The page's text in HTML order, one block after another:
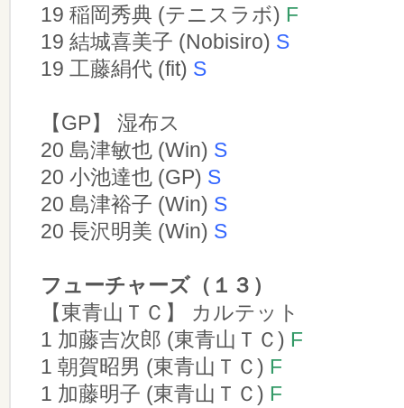
19 稲岡秀典 (テニスラボ) F
19 結城喜美子 (Nobisiro) S
19 工藤絹代 (fit) S
【GP】 湿布ス
20 島津敏也 (Win) S
20 小池達也 (GP) S
20 島津裕子 (Win) S
20 長沢明美 (Win) S
フューチャーズ（１３）
【東青山ＴＣ】 カルテット
1 加藤吉次郎 (東青山ＴＣ) F
1 朝賀昭男 (東青山ＴＣ) F
1 加藤明子 (東青山ＴＣ) F